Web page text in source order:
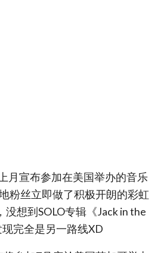
月宣布参加在美国举办的音乐
粉丝立即做了积极开朗的彩虹
想到SOLO专辑《Jack in the
完全是另一路线XD